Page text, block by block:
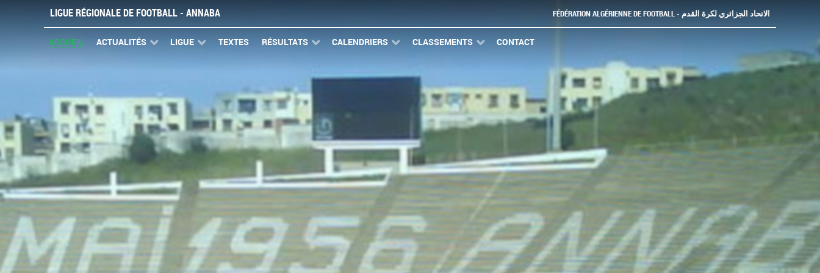
LIGUE RÉGIONALE DE FOOTBALL - ANNABA FÉDÉRATION ALGÉRIENNE DE FOOTBALL - الاتحاد الجزائري لكرة القدم
ACCUEIL ACTUALITÉS LIGUE TEXTES RÉSULTATS CALENDRIERS CLASSEMENTS CONTACT